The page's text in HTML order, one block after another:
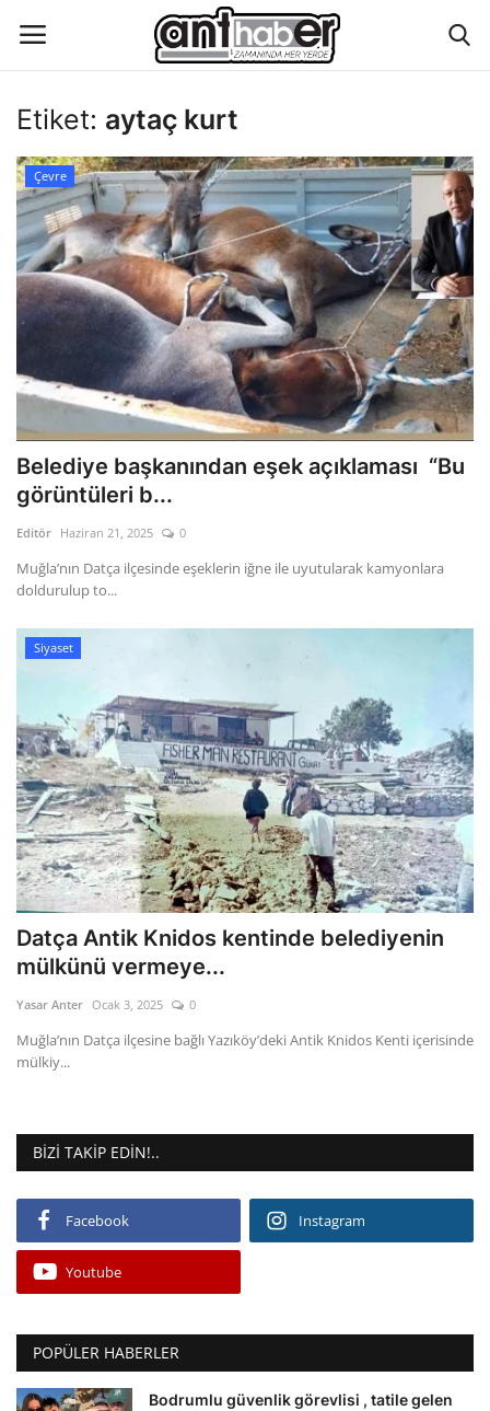
Eğitim
Aktüel Magazin
Hakkımızda
İletişim
Asayiş
Çevre
Gizlilik Politikası
Reklam ve İşbirliği
Bodrum Trafik Yoğunluk Haritası
Siyaset
Bodrum Nöbetçi Eczaneler
Köşe Yazarları
Spor
Sağlık
Gündem
Dünya
Etiket: aytaç kurt
Çevre
Belediye başkanından eşek açıklaması “Bu
görüntüleri b...
Editör Haziran 21, 2025 0
Muğla’nın Datça ilçesinde eşeklerin iğne ile uyutularak kamyonlara
doldurulup to...
Siyaset
Datça Antik Knidos kentinde belediyenin
mülkünü vermeye...
Yasar Anter Ocak 3, 2025 0
Muğla’nın Datça ilçesine bağlı Yazıköy’deki Antik Knidos Kenti içerisinde
mülkiy...
BIZI TAKIP EDIN!..
Facebook Instagram
Youtube
POPÜLER HABERLER
Bodrumlu güvenlik görevlisi , tatile gelen